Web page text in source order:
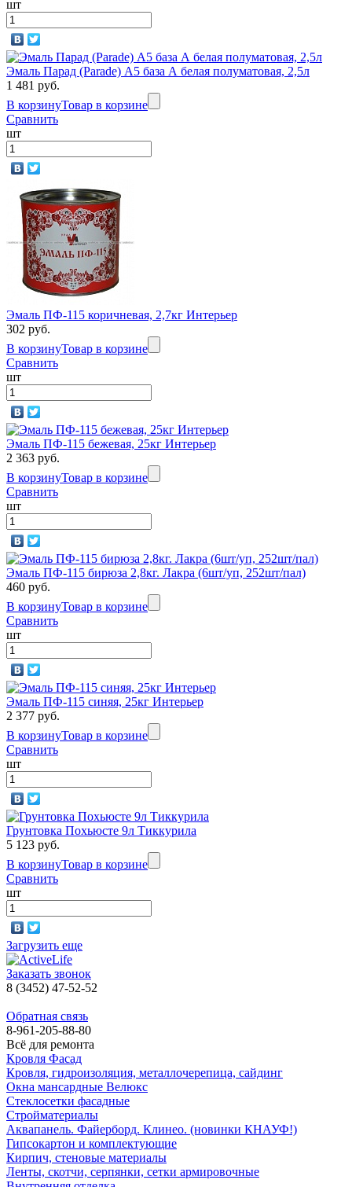
шт
Эмаль Парад (Parade) А5 база А белая полуматовая, 2,5л
1 481 руб.
В корзинуТовар в корзине
Сравнить
шт
Эмаль ПФ-115 коричневая, 2,7кг Интерьер
302 руб.
В корзинуТовар в корзине
Сравнить
шт
Эмаль ПФ-115 бежевая, 25кг Интерьер
2 363 руб.
В корзинуТовар в корзине
Сравнить
шт
Эмаль ПФ-115 бирюза 2,8кг. Лакра (6шт/уп, 252шт/пал)
460 руб.
В корзинуТовар в корзине
Сравнить
шт
Эмаль ПФ-115 синяя, 25кг Интерьер
2 377 руб.
В корзинуТовар в корзине
Сравнить
шт
Грунтовка Похьюсте 9л Тиккурила
5 123 руб.
В корзинуТовар в корзине
Сравнить
шт
Загрузить еще
Заказать звонок
8 (3452) 47-52-52
Обратная связь
8-961-205-88-80
Всё для ремонта
Кровля Фасад
Кровля, гидроизоляция, металлочерепица, сайдинг
Окна мансардные Велюкс
Стеклосетки фасадные
Стройматериалы
Аквапанель. Файерборд. Клинео. (новинки КНАУФ!)
Гипсокартон и комплектующие
Кирпич, стеновые материалы
Ленты, скотчи, серпянки, сетки армировочные